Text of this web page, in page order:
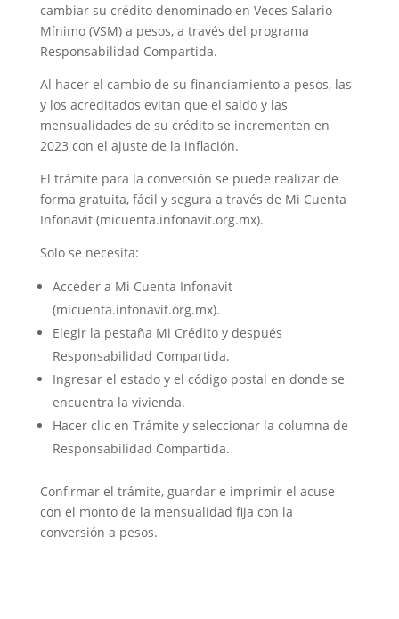
cambiar su crédito denominado en Veces Salario
Mínimo (VSM) a pesos, a través del programa
Responsabilidad Compartida.
Al hacer el cambio de su financiamiento a pesos, las
y los acreditados evitan que el saldo y las
mensualidades de su crédito se incrementen en
2023 con el ajuste de la inflación.
El trámite para la conversión se puede realizar de
forma gratuita, fácil y segura a través de Mi Cuenta
Infonavit (micuenta.infonavit.org.mx).
Solo se necesita:
Acceder a Mi Cuenta Infonavit
(micuenta.infonavit.org.mx).
Elegir la pestaña Mi Crédito y después
Responsabilidad Compartida.
Ingresar el estado y el código postal en donde se
encuentra la vivienda.
Hacer clic en Trámite y seleccionar la columna de
Responsabilidad Compartida.
Confirmar el trámite, guardar e imprimir el acuse
con el monto de la mensualidad fija con la
conversión a pesos.